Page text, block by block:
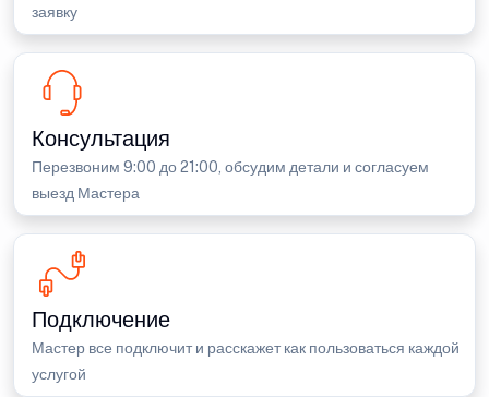
заявку
Консультация
Перезвоним 9:00 до 21:00, обсудим детали и согласуем
выезд Мастера
Подключение
Мастер все подключит и расскажет как пользоваться каждой
услугой